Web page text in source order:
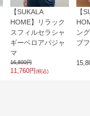
【SUKALA
HOME】リラック
スフィルセラシャ
ギーベロアパジャ
マ
16,800円
11,760円(税込)
【
ン
ブ